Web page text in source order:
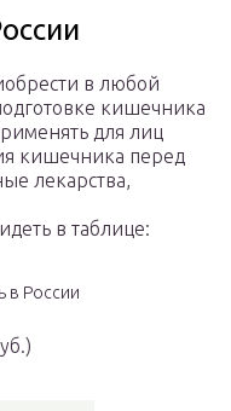
в любой
кишечника
для лиц
кишечника перед
лекарства,
в таблице:
в России